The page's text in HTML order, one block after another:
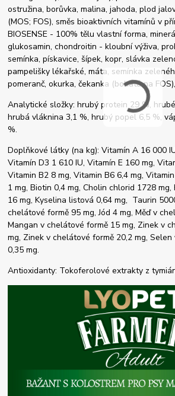
ostružina, borůvka, malina, jahoda, plod
(MOS; FOS), směs bioaktivních vitamínů v
BIOSENSE - 100% tělu vlastní forma,
glukosamin, chondroitin - kloubní výživa,
semínka, pískavice, šípek, kopr, slávka
pampelišky lékařské, máta, semínka
pomeranč, okurka, čekanka (bohatá na
Analytické složky: hrubý protein 29 %,
hrubá vláknina 3,1 %, hrubý popel 6,5 %,
%.
Doplňkové látky (na kg): Vitamín A 16 000
Vitamín D3 1 610 IU, Vitamín E 160 mg,
Vitamin B2 8 mg, Vitamin B6 6,4 mg,
1 mg, Biotin 0,4 mg, Cholin chlorid 1728
16 mg, Kyselina listová 0,64 mg, Taurin
chelátové formě 95 mg, Jód 4 mg, Měď v
Mangan v chelátové formě 15 mg, Zinek v
mg, Zinek v chelátové formě 20,2 mg,
0,35 mg.
Antioxidanty: Tokoferolové extrakty z